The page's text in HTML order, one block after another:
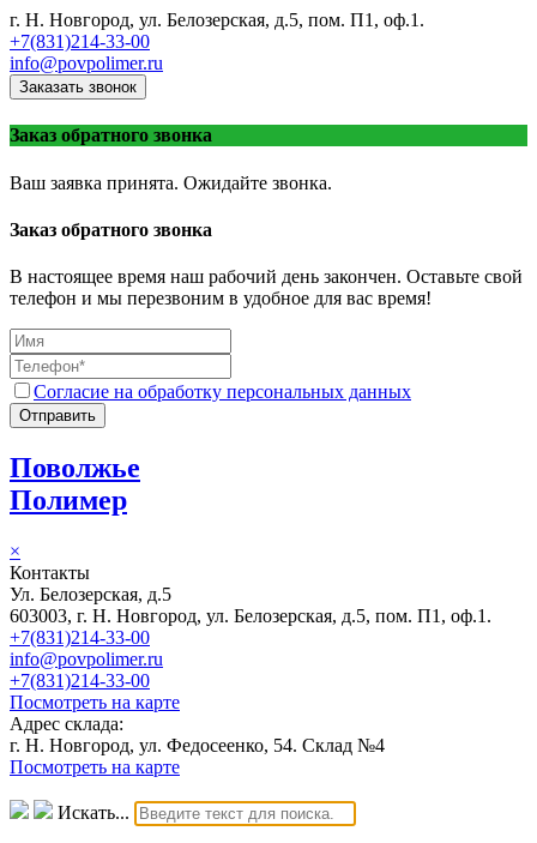
г. Н. Новгород, ул. Белозерская, д.5, пом. П1, оф.1.
+7(831)214-33-00
info@povpolimer.ru
Заказать звонок
Заказ обратного звонка
Ваш заявка принята. Ожидайте звонка.
Заказ обратного звонка
В настоящее время наш рабочий день закончен. Оставьте свой
телефон и мы перезвоним в удобное для вас время!
Согласие на обработку персональных данных
Отправить
Поволжье
Полимер
×
Контакты
Ул. Белозерская, д.5
603003, г. Н. Новгород, ул. Белозерская, д.5, пом. П1, оф.1.
+7(831)214-33-00
info@povpolimer.ru
+7(831)214-33-00
Посмотреть на карте
Адрес склада:
г. Н. Новгород, ул. Федосеенко, 54. Склад №4
Посмотреть на карте
Искать...